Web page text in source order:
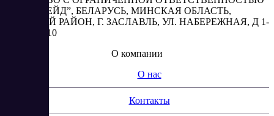
“АБЕСТРЕЙД”, БЕЛАРУСЬ, МИНСКАЯ ОБЛАСТЬ,
МИНСКИЙ РАЙОН, Г. ЗАСЛАВЛЬ, УЛ. НАБЕРЕЖНАЯ, Д 1-
2, КОМ. 310
О компании
О нас
Контакты